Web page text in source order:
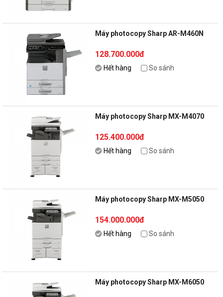
Máy photocopy Sharp AR-M460N
128.700.000đ
Hết hàng So sánh
Máy photocopy Sharp MX-M4070
125.400.000đ
Hết hàng So sánh
Máy photocopy Sharp MX-M5050
154.000.000đ
Hết hàng So sánh
Máy photocopy Sharp MX-M6050